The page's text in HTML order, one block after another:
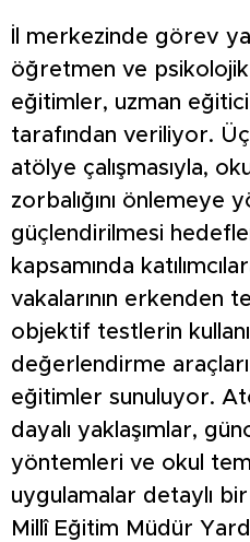
İl merkezinde görev
öğretmen ve psikolojik
eğitimler, uzman
tarafından veriliyor.
atölye çalışmasıyla,
zorbalığını önlemeye
güçlendirilmesi
kapsamında
vakalarının erkenden
objektif testlerin
değerlendirme
eğitimler sunuluyor.
dayalı yaklaşımlar,
yöntemleri ve okul
uygulamalar detaylı bir
Millî Eğitim Müdür